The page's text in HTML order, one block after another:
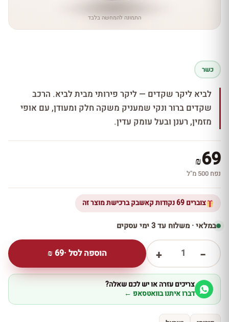
התמונה להמחשה בלבד
כשר
לביא ליקר שקדים — ליקר פירותי מבית לביא. הרכב
שקדים ברור ונקי שמעניק משקה חלק ומעודן, עם אופי
מזמין, רענן ובעל עומק עדין.
₪69
נפח 500 מ''ל
צוברים 69 נקודות קאשבק ברכישת מוצר זה
במלאי · משלוח עד 3 ימי עסקים
−
1
+ הוספה לסל ·69
₪
צריכים עזרה או יש לכם שאלה?
דברו איתנו בוואטסאפ ←